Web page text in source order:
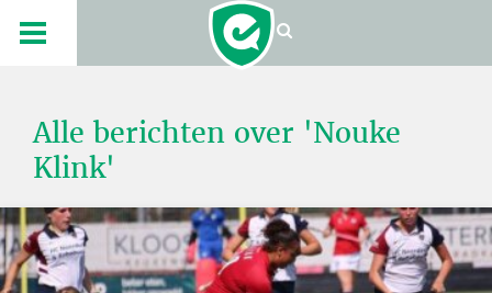
Alle berichten over 'Nouke
Klink'